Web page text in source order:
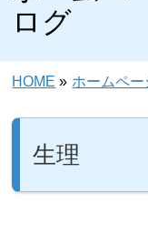
ログ
HOME » ホームペ
生理